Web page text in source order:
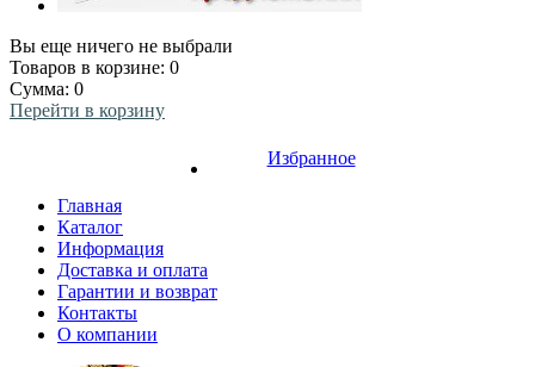
Вы еще ничего не выбрали
Товаров в корзине: 0
Сумма: 0
Перейти в корзину
Избранное
Главная
Каталог
Информация
Доставка и оплата
Гарантии и возврат
Контакты
О компании